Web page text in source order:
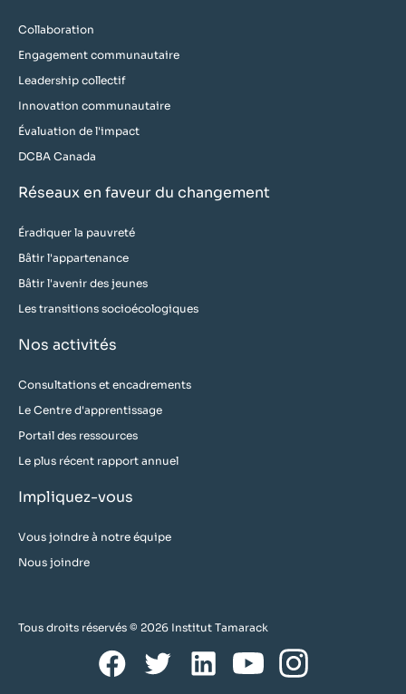
Collaboration
Engagement communautaire
Leadership collectif
Innovation communautaire
Évaluation de l'impact
DCBA Canada
Réseaux en faveur du changement
Éradiquer la pauvreté
Bâtir l'appartenance
Bâtir l'avenir des jeunes
Les transitions socioécologiques
Nos activités
Consultations et encadrements
Le Centre d'apprentissage
Portail des ressources
Le plus récent rapport annuel
Impliquez-vous
Vous joindre à notre équipe
Nous joindre
Tous droits réservés © 2026 Institut Tamarack